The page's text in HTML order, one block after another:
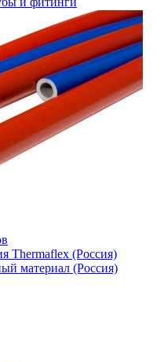
Thermaflex (Россия)
материал (Россия)